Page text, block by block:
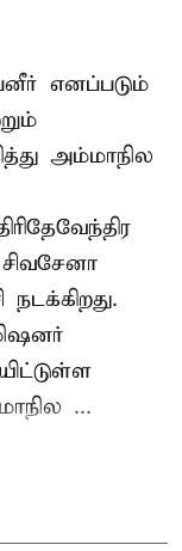
எனப்படும்
அம்மாநில
–
...